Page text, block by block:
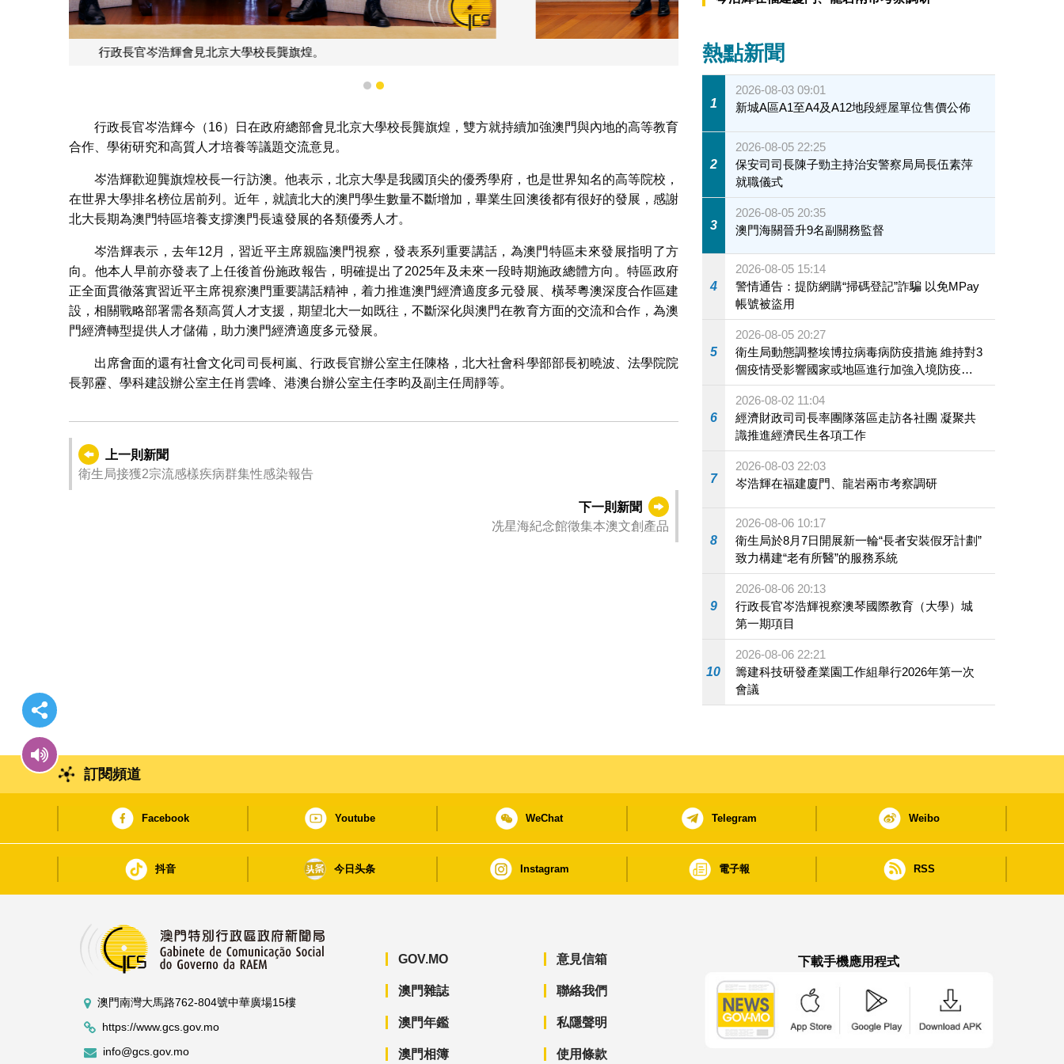
行政長官岑浩輝與北京大學校長龔旗煌一行合影。
1 2
行政長官岑浩輝今（16）日在政府總部會見北京大學校長龔旗煌，雙方就持續加強澳門與內地的高等教育
合作、學術研究和高質人才培養等議題交流意見。
岑浩輝歡迎龔旗煌校長一行訪澳。他表示，北京大學是我國頂尖的優秀學府，也是世界知名的高等院校，
在世界大學排名榜位居前列。近年，就讀北大的澳門學生數量不斷增加，畢業生回澳後都有很好的發展，感謝
北大長期為澳門特區培養支撐澳門長遠發展的各類優秀人才。
岑浩輝表示，去年12月，習近平主席親臨澳門視察，發表系列重要講話，為澳門特區未來發展指明了方
向。他本人早前亦發表了上任後首份施政報告，明確提出了2025年及未來一段時期施政總體方向。特區政府
正全面貫徹落實習近平主席視察澳門重要講話精神，着力推進澳門經濟適度多元發展、橫琴粵澳深度合作區建
設，相關戰略部署需各類高質人才支援，期望北大一如既往，不斷深化與澳門在教育方面的交流和合作，為澳
門經濟轉型提供人才儲備，助力澳門經濟適度多元發展。
出席會面的還有社會文化司司長柯嵐、行政長官辦公室主任陳格，北大社會科學部部長初曉波、法學院院
長郭靂、學科建設辦公室主任肖雲峰、港澳台辦公室主任李昀及副主任周靜等。
上一則新聞
衛生局接獲2宗流感樣疾病群集性感染報告
下一則新聞
冼星海紀念館徵集本澳文創產品
熱點新聞
1
2026-08-03 09:01
新城A區A1至A4及A12地段經屋單位售價公佈
2
2026-08-05 22:25
保安司司長陳子勁主持治安警察局局長伍素萍
就職儀式
3
2026-08-05 20:35
澳門海關晉升9名副關務監督
4
2026-08-05 15:14
警情通告：提防網購“掃碼登記”詐騙 以免MPay
帳號被盜用
5
2026-08-05 20:27
衛生局動態調整埃博拉病毒病防疫措施 維持對3
個疫情受影響國家或地區進行加強入境防疫措
施
6
2026-08-02 11:04
經濟財政司司長率團隊落區走訪各社團 凝聚共
識推進經濟民生各項工作
7
2026-08-03 22:03
岑浩輝在福建廈門、龍岩兩市考察調研
8
2026-08-06 10:17
衛生局於8月7日開展新一輪“長者安裝假牙計劃”
致力構建“老有所醫”的服務系統
9
2026-08-06 20:13
行政長官岑浩輝視察澳琴國際教育（大學）城
第一期項目
10
2026-08-06 22:21
籌建科技研發產業園工作組舉行2026年第一次
會議
訂閱頻道
Facebook Youtube WeChat Telegram Weibo
抖音 今日头条 Instagram 電子報 RSS
澳門南灣大馬路762-804號中華廣場15樓
https://www.gcs.gov.mo
info@gcs.gov.mo
GOV.MO
澳門雜誌
澳門年鑑
澳門相簿
意見信箱
聯絡我們
私隱聲明
使用條款
下載手機應用程式